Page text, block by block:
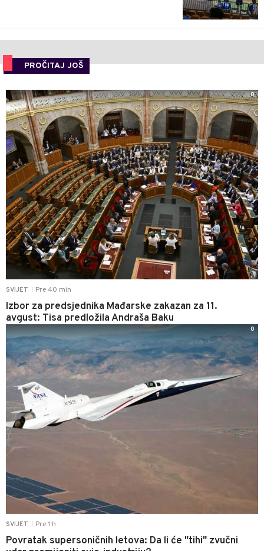
PROČITAJ JOŠ
SVIJET Pre 40 min
Izbor za predsjednika Mađarske zakazan za 11.
avgust: Tisa predložila Andraša Baku
0
SVIJET Pre 1 h
Povratak supersoničnih letova: Da li će "tihi" zvučni
0